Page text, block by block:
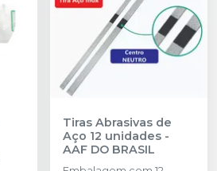
Tiras Abrasivas de
Aço 12 unidades -
AAF DO BRASIL